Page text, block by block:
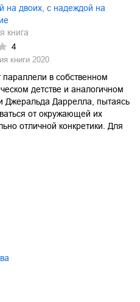
на двоих, с надеждой на
книга
4
книги 2020
в собственном
детстве и аналогичном
Джеральда Даррелла, пытаясь
от окружающей их
отличной конкретики. Для